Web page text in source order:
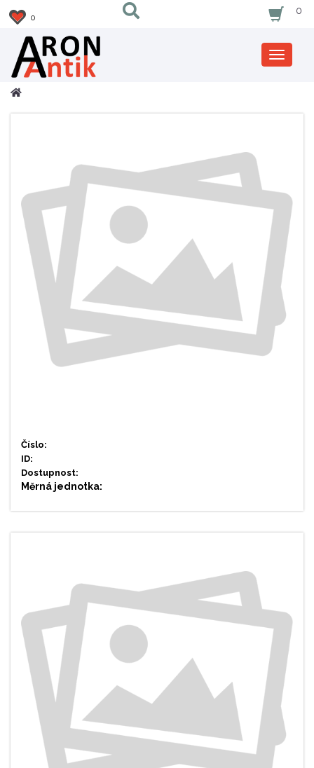
0
0
Zobrazit
nabidku
Číslo:
ID:
Dostupnost:
Měrná jednotka: